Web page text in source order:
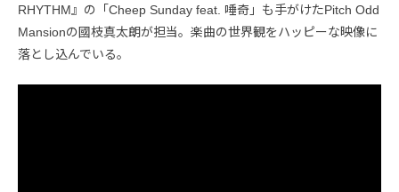
RHYTHM』の「Cheep Sunday feat. 唾奇」も手がけたPitch Odd
Mansionの國枝真太朗が担当。楽曲の世界観をハッピーな映像に
落とし込んでいる。